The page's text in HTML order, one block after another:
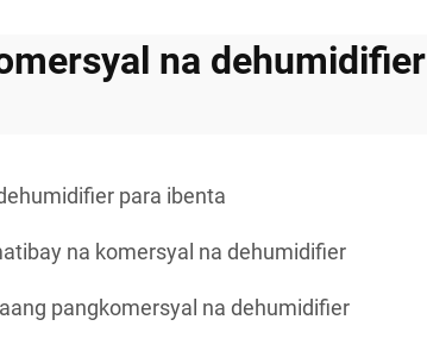
na dehumidifier
para ibenta
na komersyal na dehumidifier
pangkomersyal na dehumidifier